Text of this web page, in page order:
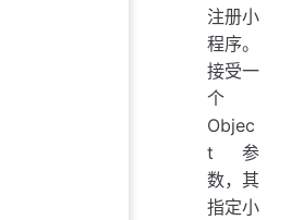
注册小
程序。
接受一
个
Objec
t 参
数，其
指定小